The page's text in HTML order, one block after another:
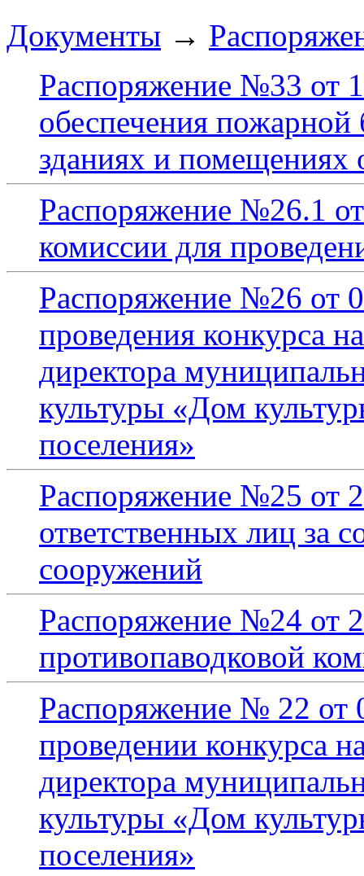
Документы →
Распоряжение №33 от
обеспечения пожарной
зданиях и помещениях
Распоряжение №26.1
комиссии для
Распоряжение №26 от
проведения конкурса
директора
культуры «Дом
поселения»
Распоряжение №25 от
ответственных лиц за
сооружений
Распоряжение №24 от
противопаводковой
Распоряжение № 22 от
проведении конкурса
директора
культуры «Дом
поселения»